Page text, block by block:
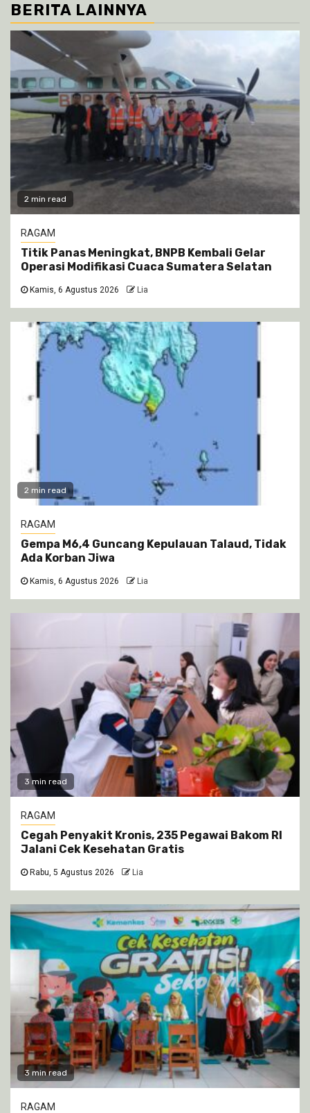
BERITA LAINNYA
2 min read
RAGAM
Titik Panas Meningkat, BNPB Kembali Gelar
Operasi Modifikasi Cuaca Sumatera Selatan
Kamis, 6 Agustus 2026 Lia
2 min read
RAGAM
Gempa M6,4 Guncang Kepulauan Talaud, Tidak
Ada Korban Jiwa
Kamis, 6 Agustus 2026 Lia
3 min read
RAGAM
Cegah Penyakit Kronis, 235 Pegawai Bakom RI
Jalani Cek Kesehatan Gratis
Rabu, 5 Agustus 2026 Lia
3 min read
RAGAM